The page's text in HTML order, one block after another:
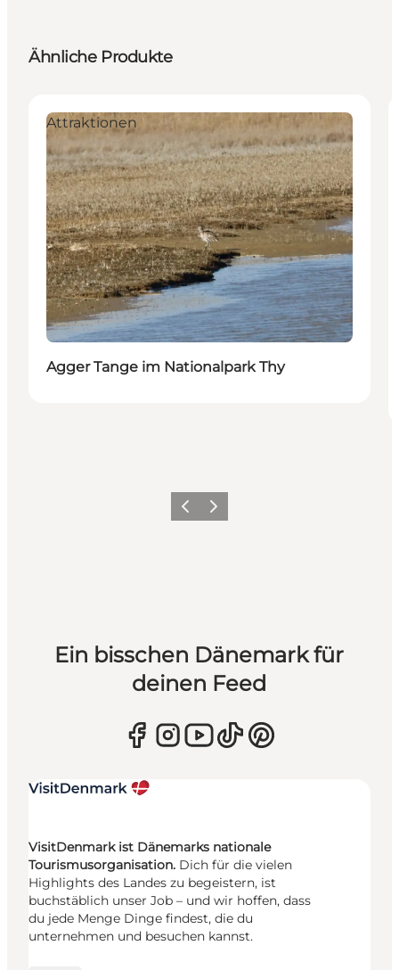
Ähnliche Produkte
Attraktionen
Agger Tange im Nationalpark Thy
ZurückWeiter
Ein bisschen Dänemark für
deinen Feed
VisitDenmark ist Dänemarks nationale
Tourismusorganisation. Dich für die vielen
Highlights des Landes zu begeistern, ist
buchstäblich unser Job – und wir hoffen, dass
du jede Menge Dinge findest, die du
unternehmen und besuchen kannst.